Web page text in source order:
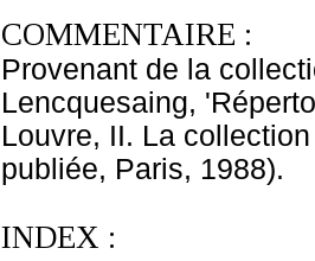
COMMENTAIRE :
Provenant de la
Lencquesaing,
Louvre, II. La
publiée, Paris, 1988).
INDEX :